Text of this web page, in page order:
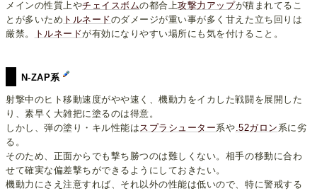
メインの性質上やチェイスボムの都合上攻撃力アップが積まれてるこ
とが多いため トルネードのダメージが重い事が多く甘えた立ち回りは
厳禁。
トルネードが有効になりやすい場所にも気を付けること。
N-ZAP系
射撃中のヒト移動速度がやや速く、機動力をイカした戦闘を展開した
り、素早く大雑把に塗るのは得意。
しかし、弾の塗り・キル性能はスプラシューター系や.52ガロン 系に劣
る。
そのため、正面からでも撃ち勝つのは難しくない。相手の移動に合わ
せて確実な偏差撃ちができるようにしておきたい。
機動力にさえ注意すれば、それ以外の性能は低いので、特に警戒する